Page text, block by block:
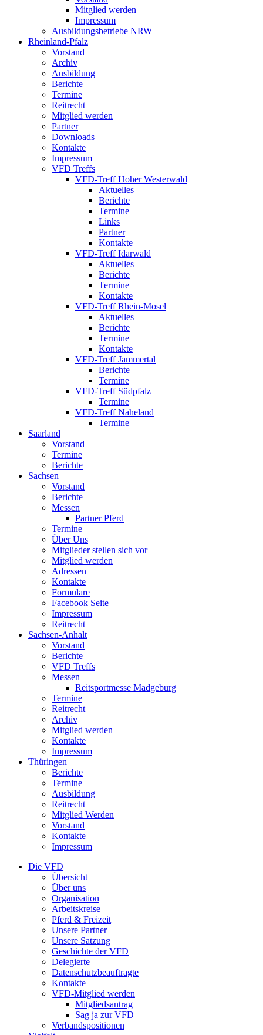
Mitglied werden
Impressum
Ausbildungsbetriebe NRW
Rheinland-Pfalz
Vorstand
Archiv
Ausbildung
Berichte
Termine
Reitrecht
Mitglied werden
Partner
Downloads
Kontakte
Impressum
VFD Treffs
VFD-Treff Hoher Westerwald
Aktuelles
Berichte
Termine
Links
Partner
Kontakte
VFD-Treff Idarwald
Aktuelles
Berichte
Termine
Kontakte
VFD-Treff Rhein-Mosel
Aktuelles
Berichte
Termine
Kontakte
VFD-Treff Jammertal
Berichte
Termine
VFD-Treff Südpfalz
Termine
VFD-Treff Naheland
Termine
Saarland
Vorstand
Termine
Berichte
Sachsen
Vorstand
Berichte
Messen
Partner Pferd
Termine
Über Uns
Mitglieder stellen sich vor
Mitglied werden
Adressen
Kontakte
Formulare
Facebook Seite
Impressum
Reitrecht
Sachsen-Anhalt
Vorstand
Berichte
VFD Treffs
Messen
Reitsportmesse Madgeburg
Termine
Reitrecht
Archiv
Mitglied werden
Kontakte
Impressum
Thüringen
Berichte
Termine
Ausbildung
Reitrecht
Mitglied Werden
Vorstand
Kontakte
Impressum
Die VFD
Übersicht
Über uns
Organisation
Arbeitskreise
Pferd & Freizeit
Unsere Partner
Unsere Satzung
Geschichte der VFD
Delegierte
Datenschutzbeauftragte
Kontakte
VFD-Mitglied werden
Mitgliedsantrag
Sag ja zur VFD
Verbandspositionen